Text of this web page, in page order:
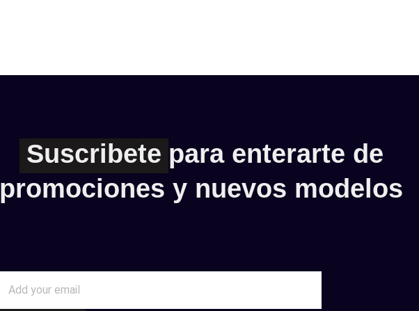
Suscribete para enterarte de
promociones y nuevos modelos